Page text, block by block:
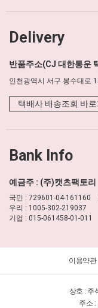
Delivery
반품주소(CJ 대한통운
인천광역시 서구 봉수대로
택배사 배송조회 바로
Bank Info
예금주 : (주)캣츠팩토리
국민 : 729601-04-
우리 : 1005-302-
기업 : 015-061458-01-011
이용약관
상호 : 주
주소